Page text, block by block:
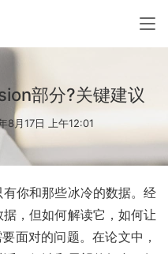
部分?关键建议
8月17日 上午12:01
你和那些冰冷的数据。经
，但如何解读它，如何让
面对的问题。在论文中，